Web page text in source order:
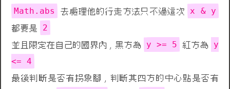
Math.abs 去處理他的行走方法只不過這次 x & y
都要是 2
並且限定在自己的國界內 , 黑方為 y >= 5 紅方為
y
<= 4
最後判斷是否有拐象腳 , 判斷其四方的中心點是否有